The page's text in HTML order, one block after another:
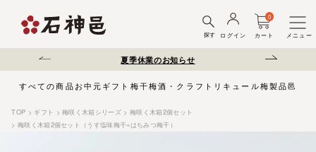
探す ログイン カート
0
メニュー
延について 夏季休業のお知らせ 弊社を装った偽
すべての商品 お中元 ギフト 梅干梅酒・クラフトリキュール梅製品邑じ
TOP ギフト 梅咲く木箱シリーズ
梅咲く木箱2個セット
梅咲く木箱2個セット（うす塩味梅干×はちみつ梅干）